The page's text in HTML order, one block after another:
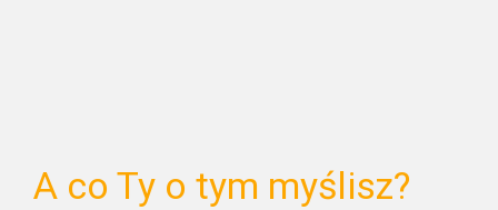
A co Ty o tym myślisz?